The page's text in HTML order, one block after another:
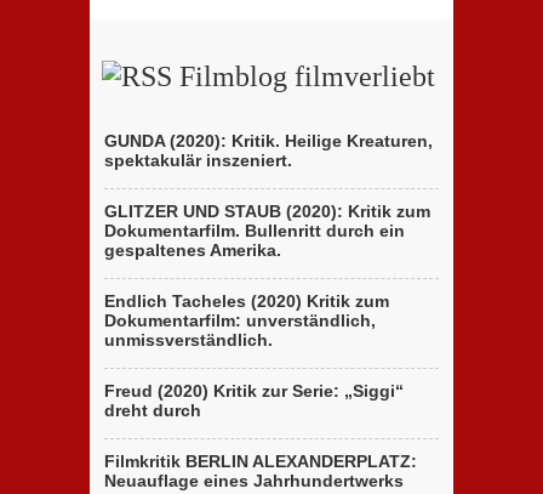
Filmblog filmverliebt
GUNDA (2020): Kritik. Heilige Kreaturen,
spektakulär inszeniert.
GLITZER UND STAUB (2020): Kritik zum
Dokumentarfilm. Bullenritt durch ein
gespaltenes Amerika.
Endlich Tacheles (2020) Kritik zum
Dokumentarfilm: unverständlich,
unmissverständlich.
Freud (2020) Kritik zur Serie: „Siggi“
dreht durch
Filmkritik BERLIN ALEXANDERPLATZ:
Neuauflage eines Jahrhundertwerks